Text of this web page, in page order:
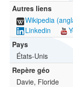
Autres liens
Wikipedia
Linkedin
Pays
États-Unis
Repère géo
Davie, Floride